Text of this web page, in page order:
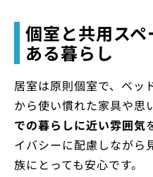
個室と共用ス
ある暮らし
居室は原則個室で、ベッ
から使い慣れた家具や思
での暮らしに近い雰囲気
イバシーに配慮しながら
族にとっても安心です。